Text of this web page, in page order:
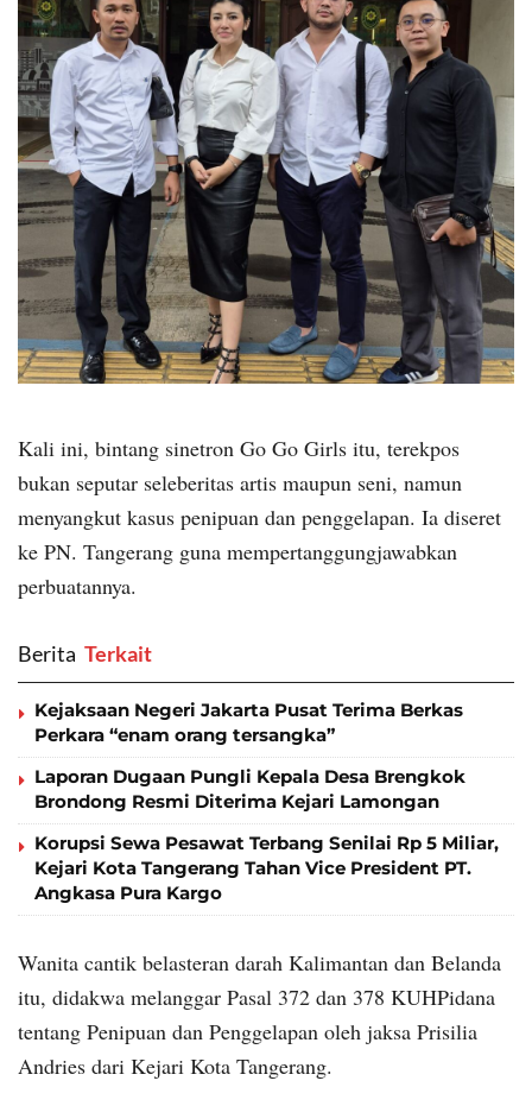
Kali ini, bintang sinetron Go Go Girls itu, terekpos
bukan seputar seleberitas artis maupun seni, namun
menyangkut kasus penipuan dan penggelapan. Ia diseret
ke PN. Tangerang guna mempertanggungjawabkan
perbuatannya.
Berita ‎ Terkait
Kejaksaan Negeri Jakarta Pusat Terima Berkas
Perkara “enam orang tersangka”
Laporan Dugaan Pungli Kepala Desa Brengkok
Brondong Resmi Diterima Kejari Lamongan
Korupsi Sewa Pesawat Terbang Senilai Rp 5 Miliar,
Kejari Kota Tangerang Tahan Vice President PT.
Angkasa Pura Kargo
Wanita cantik belasteran darah Kalimantan dan Belanda
itu, didakwa melanggar Pasal 372 dan 378 KUHPidana
tentang Penipuan dan Penggelapan oleh jaksa Prisilia
Andries dari Kejari Kota Tangerang.